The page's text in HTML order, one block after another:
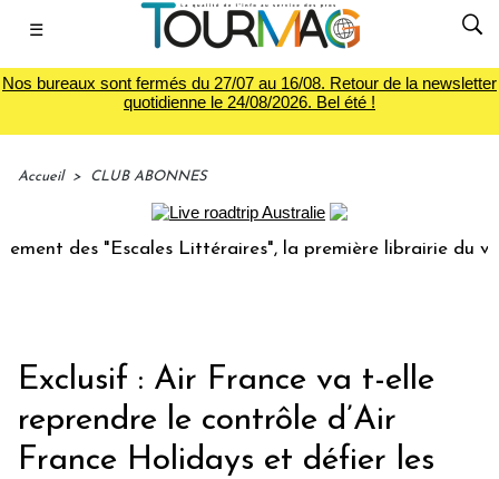
☰
Nos bureaux sont fermés du 27/07 au 16/08. Retour de la newsletter
quotidienne le 24/08/2026. Bel été !
Accueil > CLUB ABONNES
"Escales Littéraires", la première librairie du voyage
Exclusif : Air France va t-elle
reprendre le contrôle d’Air
France Holidays et défier les